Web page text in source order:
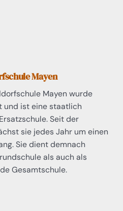
Mayen
Mayen wurde
und ist eine staatlich
Seit der
sie jedes Jahr um einen
Sie dient demnach
als auch als
Gesamtschule.